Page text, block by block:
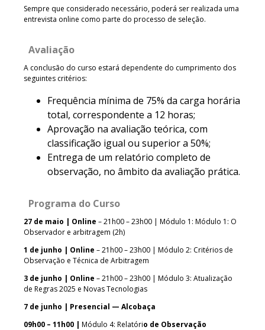
Sempre que considerado necessário, poderá ser realizada uma
entrevista online como parte do processo de seleção.
Avaliação
A conclusão do curso estará dependente do cumprimento dos
seguintes critérios:
Frequência mínima de 75% da carga horária
total, correspondente a 12 horas;
Aprovação na avaliação teórica, com
classificação igual ou superior a 50%;
Entrega de um relatório completo de
observação, no âmbito da avaliação prática.
Programa do Curso
27 de maio | Online – 21h00 – 23h00 | Módulo 1: Módulo 1: O
Observador e arbitragem (2h)
1 de junho | Online – 21h00 – 23h00 | Módulo 2: Critérios de
Observação e Técnica de Arbitragem
3 de junho | Online – 21h00 – 23h00 | Módulo 3: Atualização
de Regras 2025 e Novas Tecnologias
7 de junho | Presencial — Alcobaça
09h00 – 11h00 | Módulo 4: Relatório de Observação